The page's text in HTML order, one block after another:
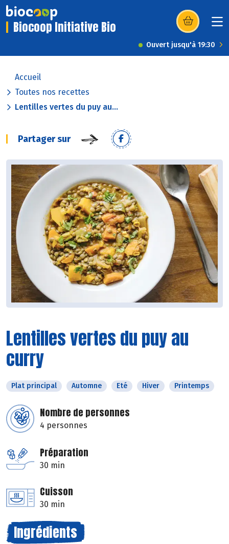
Biocoop Initiative Bio (s’ouvre dans
Ouvert jusqu'à 19:30
Accueil
Toutes nos recettes
Lentilles vertes du puy au...
Partager sur
Lentilles vertes du puy au
curry
Plat principal Automne Eté Hiver Printemps
Nombre de personnes
4 personnes
Préparation
30 min
Cuisson
30 min
Ingrédients